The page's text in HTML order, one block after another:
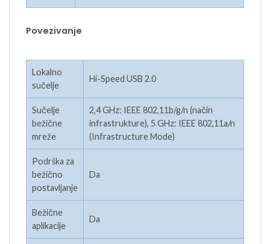
Povezivanje
Lokalno
sučelje
Hi-Speed USB 2.0
Sučelje
bežične
mreže
2,4 GHz: IEEE 802,11b/g/n (način
infrastrukture), 5 GHz: IEEE 802,11a/n
(Infrastructure Mode)
Podrška za
bežično
postavljanje
Da
Bežične
aplikacije
Da